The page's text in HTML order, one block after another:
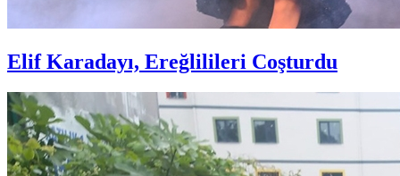
Elif Karadayı, Ereğlilileri Coşturdu